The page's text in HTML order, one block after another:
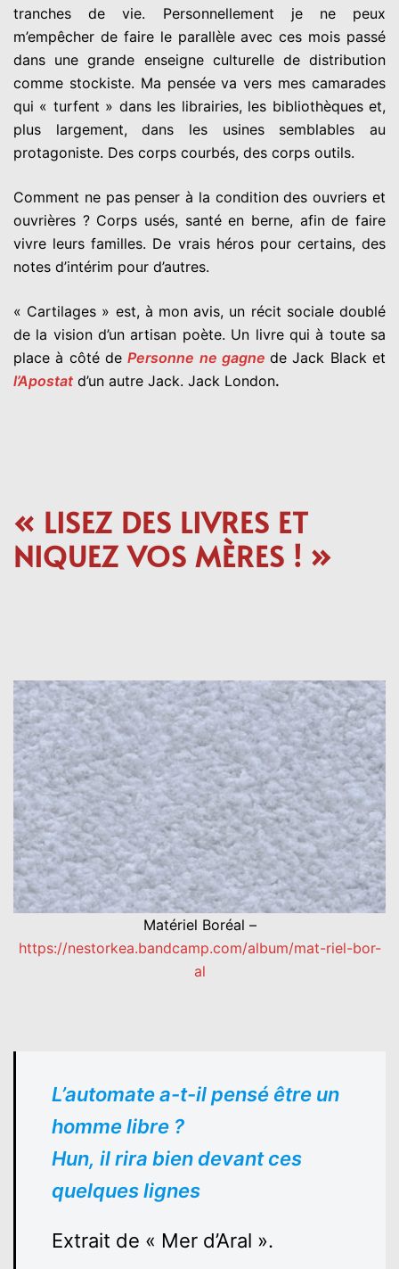
tranches de vie. Personnellement je ne peux
m’empêcher de faire le parallèle avec ces mois passé
dans une grande enseigne culturelle de distribution
comme stockiste. Ma pensée va vers mes camarades
qui « turfent » dans les librairies, les bibliothèques et,
plus largement, dans les usines semblables au
protagoniste. Des corps courbés, des corps outils.
Comment ne pas penser à la condition des ouvriers et
ouvrières ? Corps usés, santé en berne, afin de faire
vivre leurs familles. De vrais héros pour certains, des
notes d’intérim pour d’autres.
« Cartilages » est, à mon avis, un récit sociale doublé
de la vision d’un artisan poète. Un livre qui à toute sa
place à côté dePersonne ne gagnede Jack Black et
l’Apostat d’un autre Jack. Jack London.
« LISEZ DES LIVRES ET
NIQUEZ VOS MÈRES ! »
Matériel Boréal –
https://nestorkea.bandcamp.com/album/mat-riel-bor-
al
L’automate a-t-il pensé être un
homme libre ?
Hun, il rira bien devant ces
quelques lignes
Extrait de « Mer d’Aral ».